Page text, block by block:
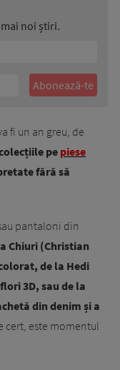
noi știri.
fi un an greu, de
pe piese
fără să
pantaloni din
Chiuri (Christian
de la Hedi
3D, sau de la
din denim și a
cert, este momentul